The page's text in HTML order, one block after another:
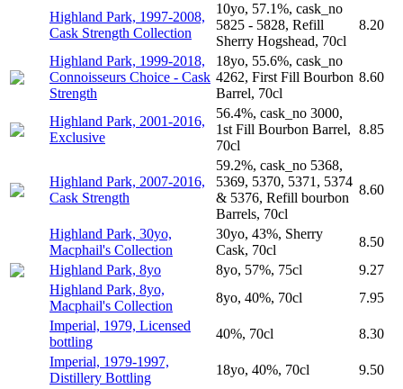
Highland Park, 1997-2008,
Cask Strength Collection
10yo, 57.1%, cask_no
5825 - 5828, Refill
Sherry Hogshead, 70cl
8.20
Highland Park, 1999-2018,
Connoisseurs Choice - Cask
Strength
18yo, 55.6%, cask_no
4262, First Fill Bourbon
Barrel, 70cl
8.60
Highland Park, 2001-2016,
Exclusive
56.4%, cask_no 3000,
1st Fill Bourbon Barrel,
70cl
8.85
Highland Park, 2007-2016,
Cask Strength
59.2%, cask_no 5368,
5369, 5370, 5371, 5374
& 5376, Refill bourbon
Barrels, 70cl
8.60
Highland Park, 30yo,
Macphail's Collection
30yo, 43%, Sherry
Cask, 70cl
8.50
Highland Park, 8yo
8yo, 57%, 75cl
9.27
Highland Park, 8yo,
Macphail's Collection
8yo, 40%, 70cl
7.95
Imperial, 1979, Licensed
bottling
40%, 70cl
8.30
Imperial, 1979-1997,
Distillery Bottling
18yo, 40%, 70cl 9.50